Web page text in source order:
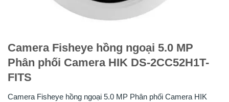
Camera Fisheye hồng ngoại 5.0 MP
Phân phối Camera HIK DS-2CC52H1T-
FITS
Camera Fisheye hồng ngoại 5.0 MP Phân phối Camera HIK